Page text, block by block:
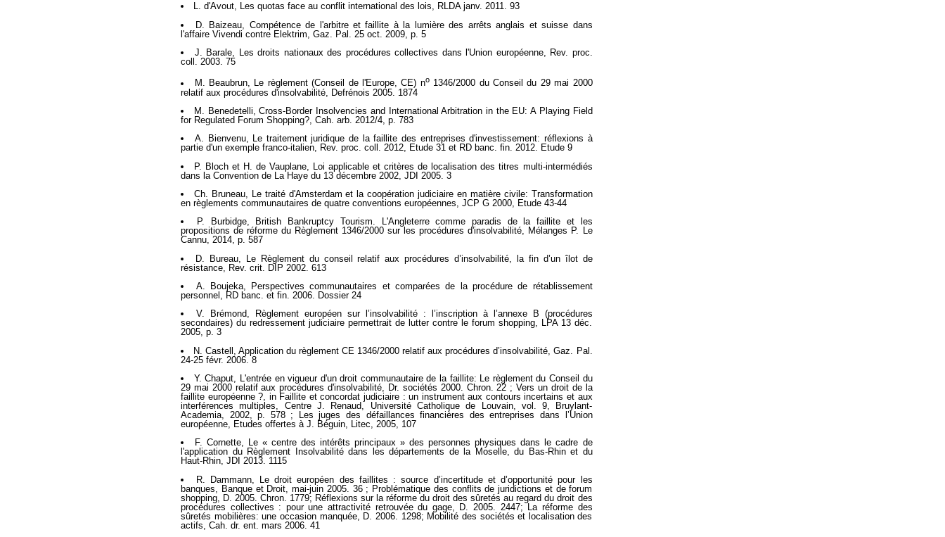
L. d'Avout, Les quotas face au conflit international des lois, RLDA janv. 2011. 93
D. Baizeau, Compétence de l'arbitre et faillite à la lumière des arrêts anglais et suisse dans
l'affaire Vivendi contre Elektrim, Gaz. Pal. 25 oct. 2009, p. 5
J. Barale, Les droits nationaux des procédures collectives dans l'Union européenne, Rev. proc.
coll. 2003. 75
M. Beaubrun, Le règlement (Conseil de l'Europe, CE) no1346/2000 du Conseil du 29 mai 2000
relatif aux procédures d'insolvabilité, Defrénois 2005. 1874
M. Benedetelli, Cross-Border Insolvencies and International Arbitration in the EU: A Playing Field
for Regulated Forum Shopping?, Cah. arb. 2012/4, p. 783
A. Bienvenu, Le traitement juridique de la faillite des entreprises d'investissement: réflexions à
partie d'un exemple franco-italien, Rev. proc. coll. 2012, Etude 31 et RD banc. fin. 2012. Etude 9
P. Bloch et H. de Vauplane, Loi applicable et critères de localisation des titres multi-intermédiés
dans la Convention de La Haye du 13 décembre 2002, JDI 2005. 3
Ch. Bruneau, Le traité d'Amsterdam et la coopération judiciaire en matière civile: Transformation
en règlements communautaires de quatre conventions européennes, JCP G 2000, Etude 43-44
P. Burbidge, British Bankruptcy Tourism. L'Angleterre comme paradis de la faillite et les
propositions de réforme du Règlement 1346/2000 sur les procédures d'insolvabilité, Mélanges P. Le
Cannu, 2014, p. 587
D. Bureau, Le Règlement du conseil relatif aux procédures d’insolvabilité, la fin d’un îlot de
résistance, Rev. crit. DIP 2002. 613
A. Boujeka, Perspectives communautaires et comparées de la procédure de rétablissement
personnel, RD banc. et fin. 2006. Dossier 24
V. Brémond, Règlement européen sur l’insolvabilité : l’inscription à l’annexe B (procédures
secondaires) du redressement judiciaire permettrait de lutter contre le forum shopping, LPA 13 déc.
2005, p. 3
N. Castell, Application du règlement CE 1346/2000 relatif aux procédures d’insolvabilité, Gaz. Pal.
24-25 févr. 2006. 8
Y. Chaput, L'entrée en vigueur d'un droit communautaire de la faillite: Le règlement du Conseil du
29 mai 2000 relatif aux procédures d'insolvabilité, Dr. sociétés 2000. Chron. 22 ; Vers un droit de la
faillite européenne ?, in Faillite et concordat judiciaire : un instrument aux contours incertains et aux
interférences multiples, Centre J. Renaud, Université Catholique de Louvain, vol. 9, Bruylant-
Academia, 2002, p. 578 ; Les juges des défaillances financières des entreprises dans l’Union
européenne, Etudes offertes à J. Béguin, Litec, 2005, 107
F. Cornette, Le « centre des intérêts principaux » des personnes physiques dans le cadre de
l'application du Règlement Insolvabilité dans les départements de la Moselle, du Bas-Rhin et du
Haut-Rhin, JDI 2013. 1115
R. Dammann, Le droit européen des faillites : source d’incertitude et d’opportunité pour les
banques, Banque et Droit, mai-juin 2005. 36 ; Problématique des conflits de juridictions et de forum
shopping, D. 2005. Chron. 1779; Réflexions sur la réforme du droit des sûretés au regard du droit des
procédures collectives : pour une attractivité retrouvée du gage, D. 2005. 2447; La réforme des
sûretés mobilières: une occasion manquée, D. 2006. 1298; Mobilité des sociétés et localisation des
actifs, Cah. dr. ent. mars 2006. 41